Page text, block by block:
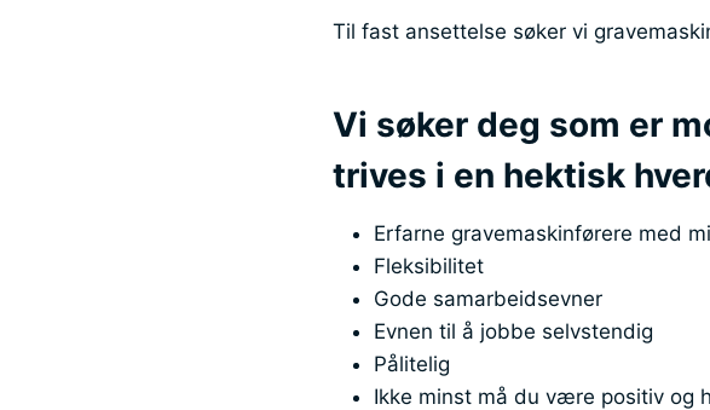
Til fast ansettelse søker vi
Vi søker deg som er
trives i en hektisk
Erfarne gravemaskinførere med
Fleksibilitet
Gode samarbeidsevner
Evnen til å jobbe selvstendig
Pålitelig
Ikke minst må du være positiv og